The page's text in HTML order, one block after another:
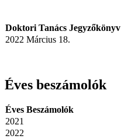
Doktori Tanács Jegyzőkönyv
2022 Március 18.
Éves beszámolók
Éves Beszámolók
2021
2022